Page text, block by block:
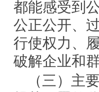
都能感受到
公正公开、
行使权力、
破解企业和
（三）主